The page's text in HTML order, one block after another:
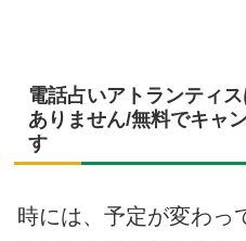
電話占いアトランティ
ありません/無料でキャ
す
時には、予定が変わっ